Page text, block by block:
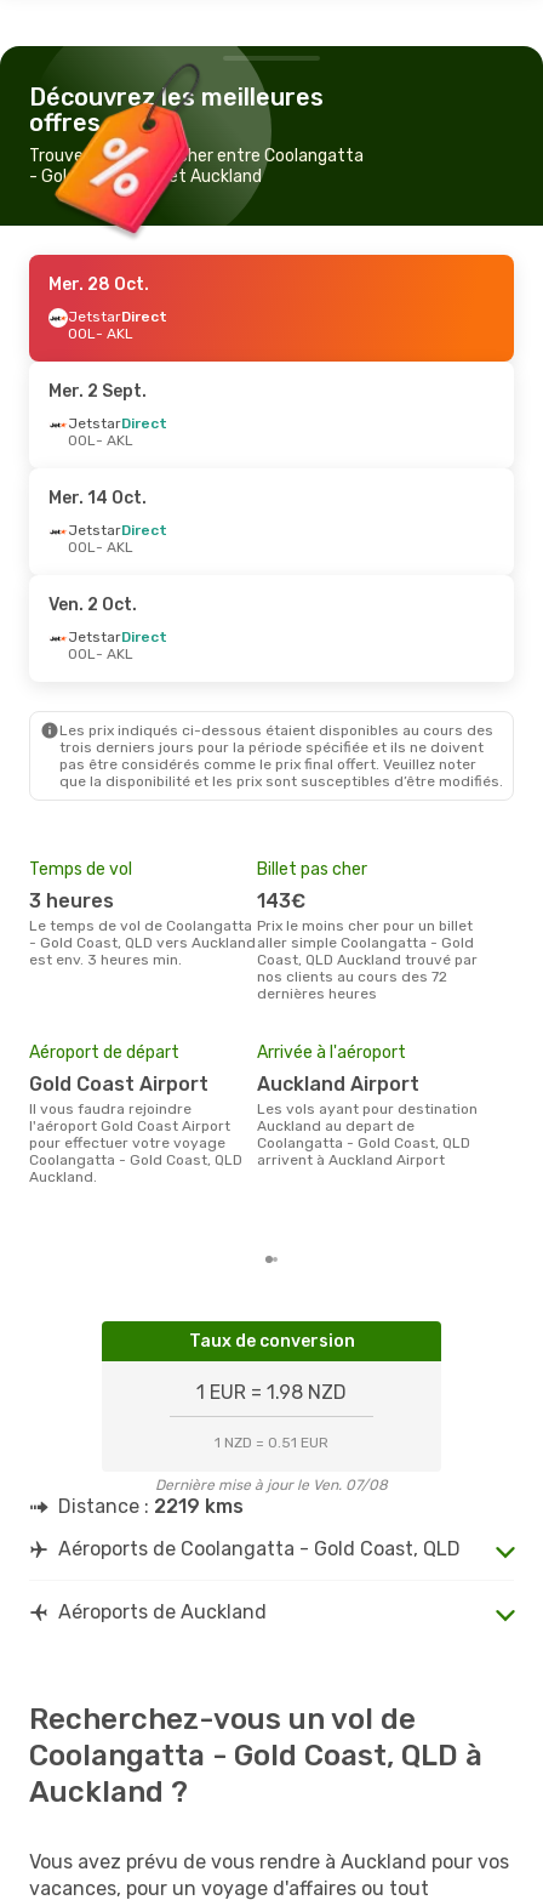
Découvrez les meilleures
offres
Trouvez un vol pas cher entre Coolangatta
- Gold Coast, QLD et Auckland
Mer. 28 Oct.
JetstarDirect
OOL- AKL
Mer. 2 Sept.
JetstarDirect
OOL- AKL
Mer. 14 Oct.
JetstarDirect
OOL- AKL
Ven. 2 Oct.
JetstarDirect
OOL- AKL
Les prix indiqués ci-dessous étaient disponibles au cours des
trois derniers jours pour la période spécifiée et ils ne doivent
pas être considérés comme le prix final offert. Veuillez noter
que la disponibilité et les prix sont susceptibles d’être modifiés.
Temps de vol
3 heures
Le temps de vol de Coolangatta
- Gold Coast, QLD vers Auckland
est env. 3 heures min.
Billet pas cher
143€
Prix le moins cher pour un billet
aller simple Coolangatta - Gold
Coast, QLD Auckland trouvé par
nos clients au cours des 72
dernières heures
Aéroport de départ
Gold Coast Airport
Il vous faudra rejoindre
l'aéroport Gold Coast Airport
pour effectuer votre voyage
Coolangatta - Gold Coast, QLD
Auckland.
Arrivée à l'aéroport
Auckland Airport
Les vols ayant pour destination
Auckland au depart de
Coolangatta - Gold Coast, QLD
arrivent à Auckland Airport
Taux de conversion
1 EUR = 1.98 NZD
1 NZD = 0.51 EUR
Dernière mise à jour le Ven. 07/08
Distance : 2219 kms
Aéroports de Coolangatta - Gold Coast, QLD
Aéroports de Auckland
Recherchez-vous un vol de
Coolangatta - Gold Coast, QLD à
Auckland ?
Vous avez prévu de vous rendre à Auckland pour vos
vacances, pour un voyage d'affaires ou tout